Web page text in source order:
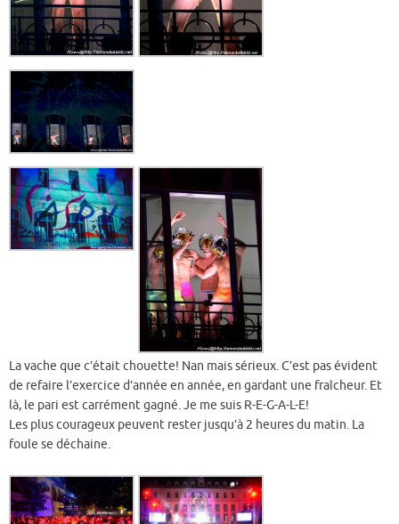
La vache que c’était chouette! Nan mais sérieux. C’est pas évident
de refaire l’exercice d’année en année, en gardant une fraîcheur. Et
là, le pari est carrément gagné. Je me suis R-E-G-A-L-E!
Les plus courageux peuvent rester jusqu’à 2 heures du matin. La
foule se déchaine.